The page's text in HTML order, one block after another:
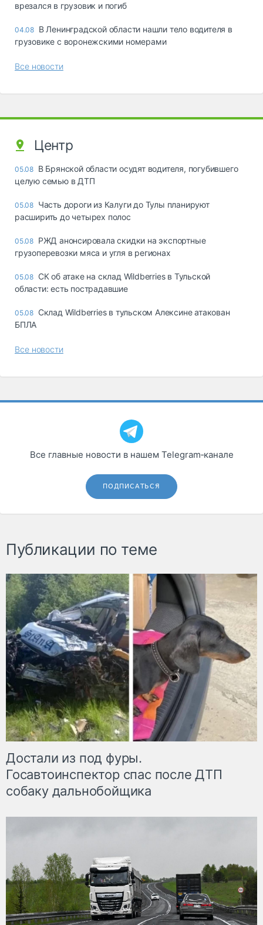
врезался в грузовик и погиб
04.08 В Ленинградской области нашли тело водителя в
грузовике с воронежскими номерами
Все новости
Центр
05.08 В Брянской области осудят водителя, погубившего
целую семью в ДТП
05.08 Часть дороги из Калуги до Тулы планируют
расширить до четырех полос
05.08 РЖД анонсировала скидки на экспортные
грузоперевозки мяса и угля в регионах
05.08 СК об атаке на склад Wildberries в Тульской
области: есть пострадавшие
05.08 Склад Wildberries в тульском Алексине атакован
БПЛА
Все новости
Все главные новости в нашем Telegram‑канале
ПОДПИСАТЬСЯ
Публикации по теме
Достали из под фуры.
Госавтоинспектор спас после ДТП
собаку дальнобойщика